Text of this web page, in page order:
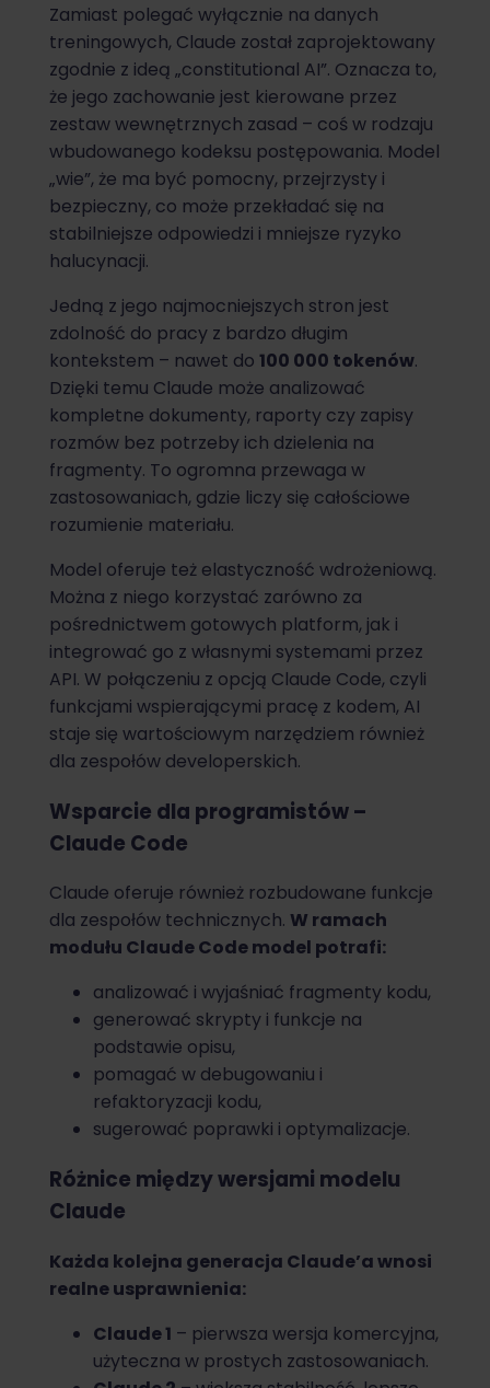
Zamiast polegać wyłącznie na danych
treningowych, Claude został zaprojektowany
zgodnie z ideą „constitutional AI”. Oznacza to,
że jego zachowanie jest kierowane przez
zestaw wewnętrznych zasad – coś w rodzaju
wbudowanego kodeksu postępowania. Model
„wie”, że ma być pomocny, przejrzysty i
bezpieczny, co może przekładać się na
stabilniejsze odpowiedzi i mniejsze ryzyko
halucynacji.
Jedną z jego najmocniejszych stron jest
zdolność do pracy z bardzo długim
kontekstem – nawet do 100 000 tokenów.
Dzięki temu Claude może analizować
kompletne dokumenty, raporty czy zapisy
rozmów bez potrzeby ich dzielenia na
fragmenty. To ogromna przewaga w
zastosowaniach, gdzie liczy się całościowe
rozumienie materiału.
Model oferuje też elastyczność wdrożeniową.
Można z niego korzystać zarówno za
pośrednictwem gotowych platform, jak i
integrować go z własnymi systemami przez
API. W połączeniu z opcją Claude Code, czyli
funkcjami wspierającymi pracę z kodem, AI
staje się wartościowym narzędziem również
dla zespołów developerskich.
Wsparcie dla programistów –
Claude Code
Claude oferuje również rozbudowane funkcje
dla zespołów technicznych. W ramach
modułu Claude Code model potrafi:
analizować i wyjaśniać fragmenty kodu,
generować skrypty i funkcje na
podstawie opisu,
pomagać w debugowaniu i
refaktoryzacji kodu,
sugerować poprawki i optymalizacje.
Różnice między wersjami modelu
Claude
Każda kolejna generacja Claude’a wnosi
realne usprawnienia:
Claude 1 – pierwsza wersja komercyjna,
użyteczna w prostych zastosowaniach.